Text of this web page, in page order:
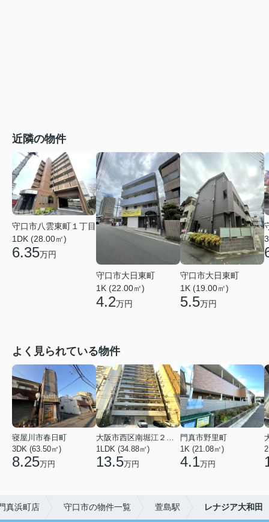
近隣の物件
守口市八雲東町１丁目
1DK (28.00㎡)
6.35万円
守口市大日東町
1K (22.00㎡)
4.2万円
守口市大日東町
1K (19.00㎡)
5.5万円
よく見られている物件
寝屋川市春日町
3DK (63.50㎡)
8.25万円
1LDK (34.88㎡)
13.5万円
門真市野里町
1K (21.08㎡)
4.1万円
真浜町店 守口市の物件一覧 萱島駅 レナジア大和田